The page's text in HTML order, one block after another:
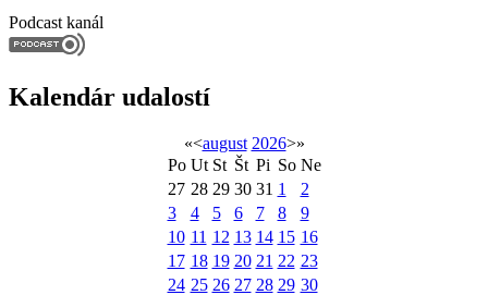
Podcast kanál
Kalendár udalostí
«<august 2026>»
Po Ut St Št Pi So Ne
27 28 29 30 31 1
2
3
4 5 6 7 8
9
10 11 12 13 14 15 16
17 18 19 20 21 22 23
24 25 26 27 28 29 30